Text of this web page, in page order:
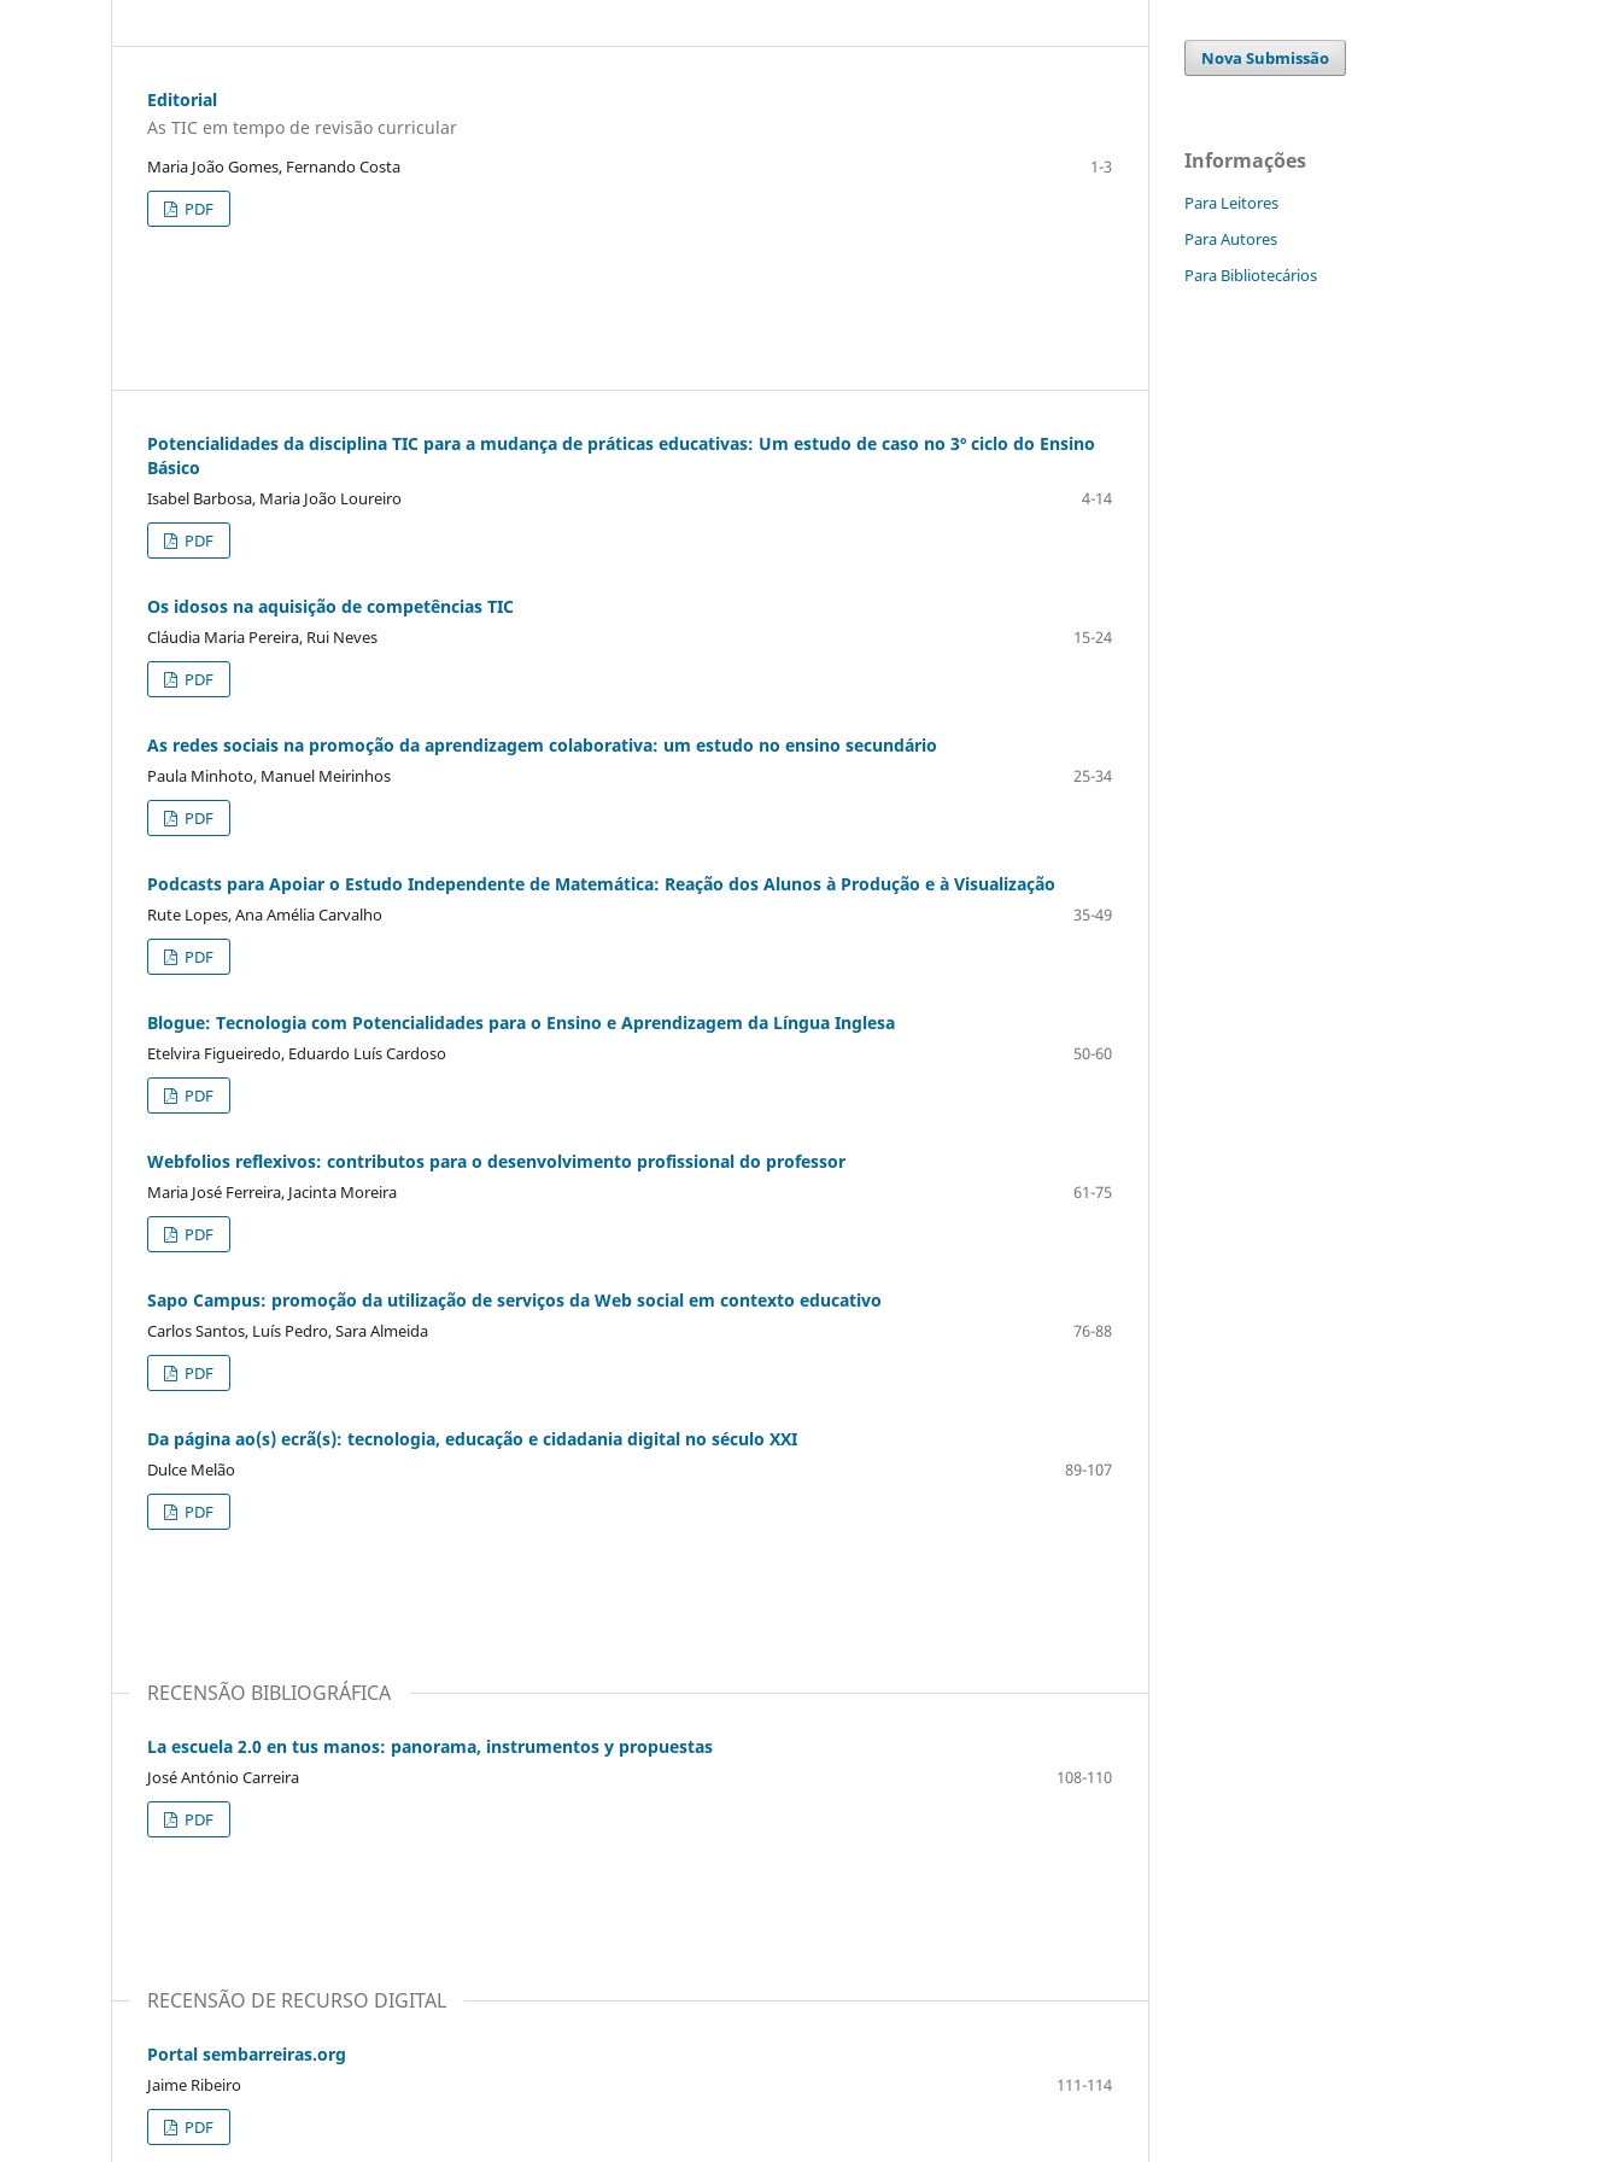
Editorial
As TIC em tempo de revisão curricular
Maria João Gomes, Fernando Costa
1-3
PDF
Potencialidades da disciplina TIC para a mudança de práticas educativas: Um estudo de caso no 3º ciclo do Ensino
Básico
Isabel Barbosa, Maria João Loureiro
4-14
PDF
Os idosos na aquisição de competências TIC
Cláudia Maria Pereira, Rui Neves
15-24
PDF
As redes sociais na promoção da aprendizagem colaborativa: um estudo no ensino secundário
Paula Minhoto, Manuel Meirinhos
25-34
PDF
Podcasts para Apoiar o Estudo Independente de Matemática: Reação dos Alunos à Produção e à Visualização
Rute Lopes, Ana Amélia Carvalho
35-49
PDF
Blogue: Tecnologia com Potencialidades para o Ensino e Aprendizagem da Língua Inglesa
Etelvira Figueiredo, Eduardo Luís Cardoso
50-60
PDF
Webfolios reflexivos: contributos para o desenvolvimento profissional do professor
Maria José Ferreira, Jacinta Moreira
61-75
PDF
Sapo Campus: promoção da utilização de serviços da Web social em contexto educativo
Carlos Santos, Luís Pedro, Sara Almeida
76-88
PDF
Da página ao(s) ecrã(s): tecnologia, educação e cidadania digital no século XXI
Dulce Melão
89-107
PDF
RECENSÃO BIBLIOGRÁFICA
La escuela 2.0 en tus manos: panorama, instrumentos y propuestas
José António Carreira
108-110
PDF
RECENSÃO DE RECURSO DIGITAL
Portal sembarreiras.org
Jaime Ribeiro
111-114
PDF
Nova Submissão
Informações
Para Leitores
Para Autores
Para Bibliotecários